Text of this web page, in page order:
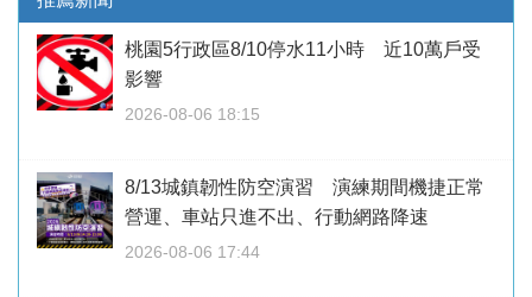
桃園5行政區8/10停水11小時 近10萬戶受
影響
2026-08-06 18:15
8/13城鎮韌性防空演習 演練期間機捷正常
營運、車站只進不出、行動網路降速
2026-08-06 17:44